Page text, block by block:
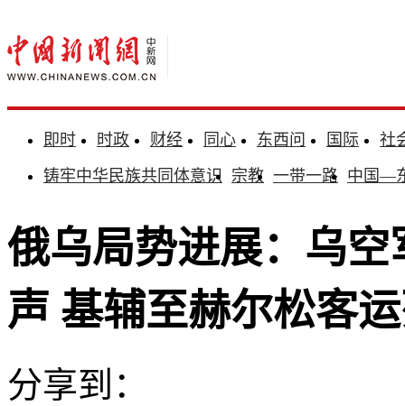
即时 时政 财经 同心 东西问 国际
社
铸牢中华民族共同体意识 宗教 一带一路 中国—
俄乌局势进展：乌
声 基辅至赫尔松客
分享到：